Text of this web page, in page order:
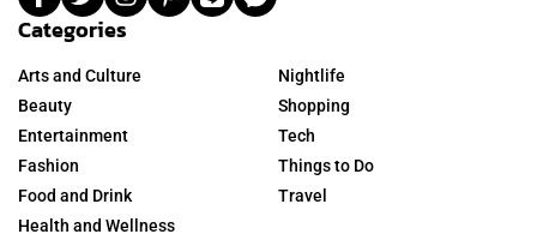
Categories
Arts and Culture
Beauty
Entertainment
Fashion
Food and Drink
Health and Wellness
Nightlife
Shopping
Tech
Things to Do
Travel